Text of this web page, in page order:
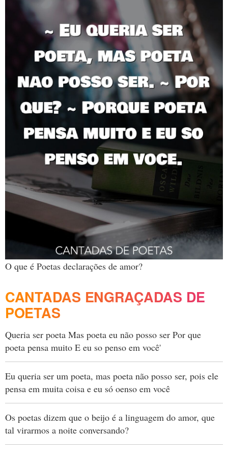
O que é Poetas declarações de amor?
CANTADAS ENGRAÇADAS DE
POETAS
Queria ser poeta Mas poeta eu não posso ser Por que
poeta pensa muito E eu so penso em você'
Eu queria ser um poeta, mas poeta não posso ser, pois ele
pensa em muita coisa e eu só oenso em você
Os poetas dizem que o beijo é a linguagem do amor, que
tal virarmos a noite conversando?